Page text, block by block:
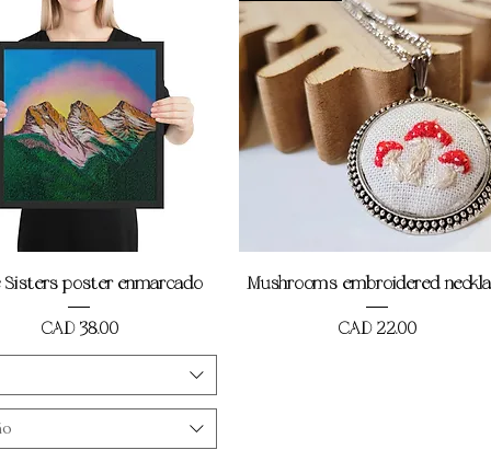
Vista rápida
Sisters poster enmarcado
Precio
CAD 38,00
Vista rápida
Mushrooms embroidered
Precio
CAD 22,00